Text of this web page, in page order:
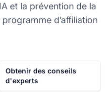
et la prévention de la
d’affiliation
Obtenir des conseils
d'experts